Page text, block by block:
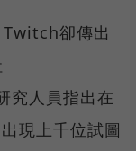
卻傳出
究人員指出在
現上千位試圖